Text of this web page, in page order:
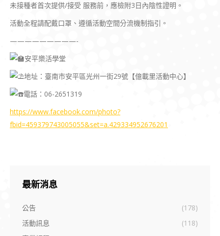
未接種者首次提供/接受 服務前，應檢附3日內陰性證明。
活動全程請配戴口罩、遵循活動空間分流機制指引。
—————————-
安平樂活學堂
地址：臺南市安平區光州一街29號【億載里活動中心】
電話：06-2651319
https://www.facebook.com/photo?
fbid=459379743005055&set=a.429334952676201
最新消息
公告
(178)
活動訊息
(118)